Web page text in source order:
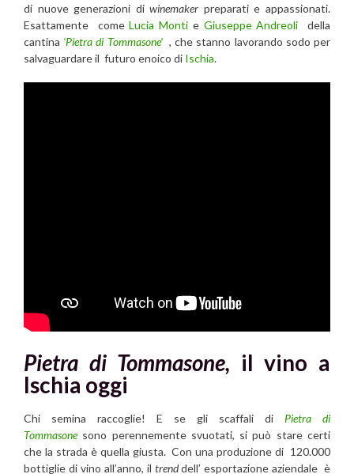
di nuove generazioni diwinemaker preparati e appassionati.
Esattamente comeLucia Monti e Giuseppe Andreoli della
cantina ‘Pietra di Tommasone’, che stanno lavorando sodo per
salvaguardare il futuro enoico di Ischia.
Pietra di Tommasone, il vino a
Ischia oggi
Chi semina raccoglie! E se gli scaffali di Pietra di
Tommasonesono perennemente svuotati, si può stare certi
che la strada è quella giusta. Con una produzione di 120.000
bottiglie di vino all’anno, il trenddell’ esportazione aziendale è